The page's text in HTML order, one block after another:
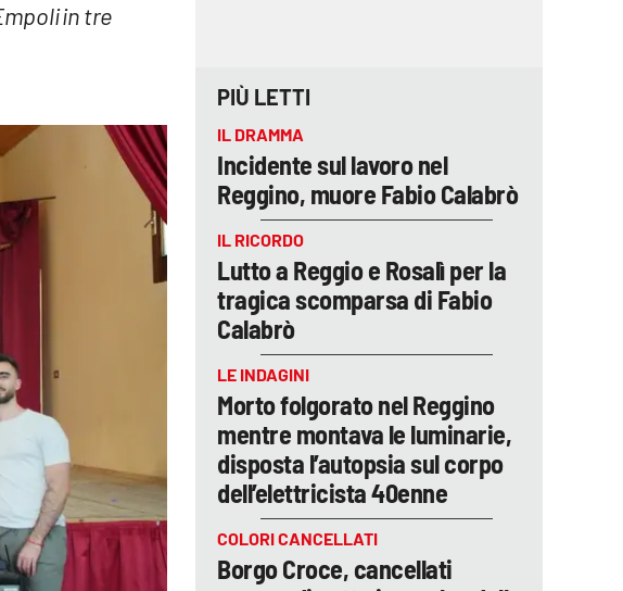
in tre
PIÙ LETTI
IL DRAMMA
Incidente sul lavoro nel
Reggino, muore Fabio Calabrò
IL RICORDO
Lutto a Reggio e Rosalì per la
tragica scomparsa di Fabio
Calabrò
LE INDAGINI
Morto folgorato nel Reggino
mentre montava le luminarie,
disposta l’autopsia sul corpo
dell’elettricista 40enne
COLORI CANCELLATI
Borgo Croce, cancellati